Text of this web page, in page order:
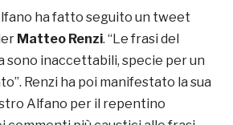
ha fatto seguito un tweet
Matteo Renzi. “Le frasi del
sono inaccettabili, specie per un
Renzi ha poi manifestato la sua
Alfano per il repentino